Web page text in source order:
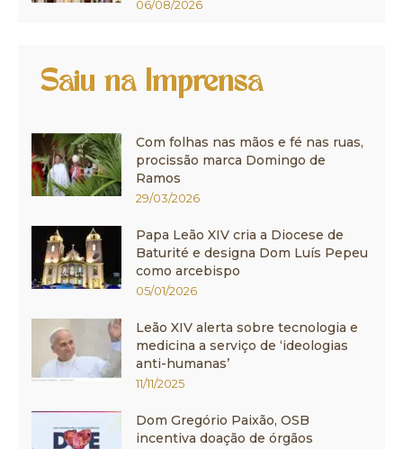
06/08/2026
Saiu na Imprensa
Com folhas nas mãos e fé nas ruas,
procissão marca Domingo de
Ramos
29/03/2026
Papa Leão XIV cria a Diocese de
Baturité e designa Dom Luís Pepeu
como arcebispo
05/01/2026
Leão XIV alerta sobre tecnologia e
medicina a serviço de ‘ideologias
anti-humanas’
11/11/2025
Dom Gregório Paixão, OSB
incentiva doação de órgãos